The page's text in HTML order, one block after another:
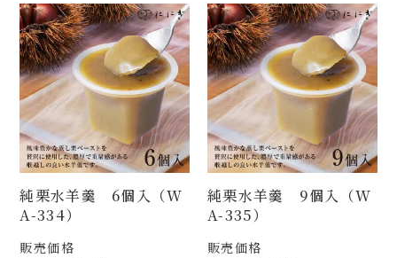
純栗水羊羹 6個入（W
A-334）
販売価格
純栗水羊羹 9個入（W
A-335）
販売価格